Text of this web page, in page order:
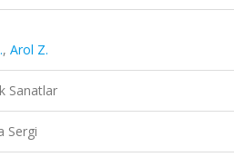
, Arol Z.
Sanatlar
Sergi